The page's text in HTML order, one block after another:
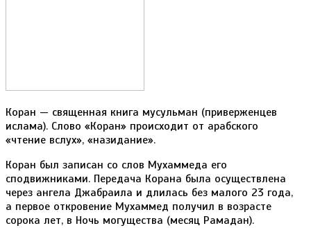
Коран — священная книга мусульман (приверженцев
ислама). Слово «Коран» происходит от арабского
«чтение вслух», «назидание».
Коран был записан со слов Мухаммеда его
сподвижниками. Передача Корана была осуществлена
через ангела Джабраила и длилась без малого 23 года,
а первое откровение Мухаммед получил в возрасте
сорока лет, в Ночь могущества (месяц Рамадан).